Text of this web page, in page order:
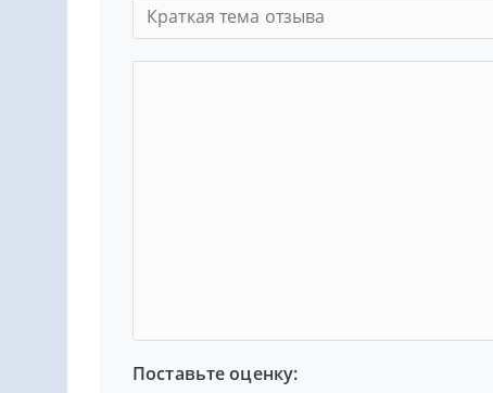
Поставьте оценку: